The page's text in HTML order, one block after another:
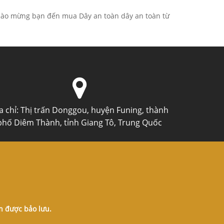
mừng bạn đến mua Dây an toàn dây an toàn từ
chỉ: Thị trấn Donggou, huyện Funing, thành
Diêm Thành, tỉnh Giang Tô, Trung Quốc
được bảo lưu.